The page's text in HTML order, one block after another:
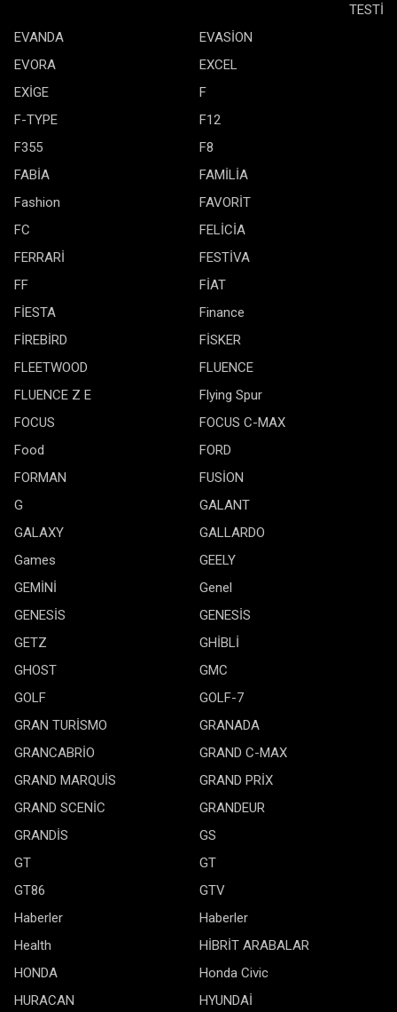
TESTİ
EVANDA
EVASİON
EVORA
EXCEL
EXİGE
F
F-TYPE
F12
F355
F8
FABİA
FAMİLİA
Fashion
FAVORİT
FC
FELİCİA
FERRARİ
FESTİVA
FF
FİAT
FİESTA
Finance
FİREBİRD
FİSKER
FLEETWOOD
FLUENCE
FLUENCE Z E
Flying Spur
FOCUS
FOCUS C-MAX
Food
FORD
FORMAN
FUSİON
G
GALANT
GALAXY
GALLARDO
Games
GEELY
GEMİNİ
Genel
GENESİS
GENESİS
GETZ
GHİBLİ
GHOST
GMC
GOLF
GOLF-7
GRAN TURİSMO
GRANADA
GRANCABRİO
GRAND C-MAX
GRAND MARQUİS
GRAND PRİX
GRAND SCENİC
GRANDEUR
GRANDİS
GS
GT
GT
GT86
GTV
Haberler
Haberler
Health
HİBRİT ARABALAR
HONDA
Honda Civic
HURACAN
HYUNDAİ